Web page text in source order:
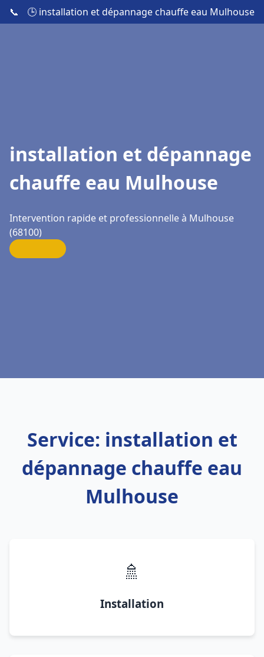
📞 🕒 installation et dépannage chauffe eau Mulhouse
installation et dépannage
chauffe eau Mulhouse
Intervention rapide et professionnelle à Mulhouse
(68100)
Service: installation et
dépannage chauffe eau
Mulhouse
🚿
Installation